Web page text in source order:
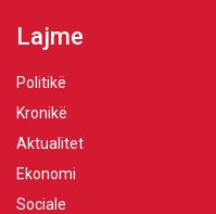
Lajme
Politikë
Kronikë
Aktualitet
Ekonomi
Sociale